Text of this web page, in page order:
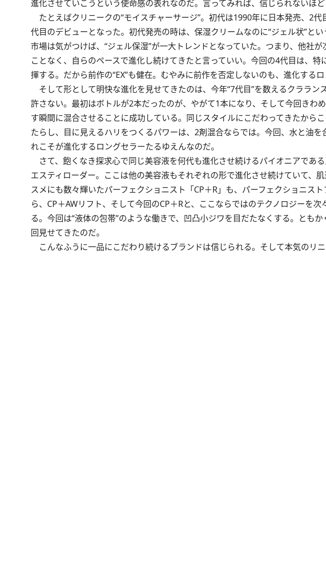
進化させていこうという使命感の表れなのだ。言ってみれば、信じられないほ
たとえばクリニークの“モイスチャーサージ”。初代は1990年に日本発売、2
代目のデビューとなった。初代発売の時は、保湿クリームなのに“ジェル状”と
市場は気がつけば、“ジェル保湿”が一大トレンドとなっていた。つまり、他社
ことなく、自らのペースで進化し続けてきたと言っていい。今回の4代目は、
揮する。だから前作の“EX”も健在。むやみに前作を否定しないのも、進化するロ
そして形として明快な進化を見せてきたのは、今年“7代目”を数えるクララン
許さない。最初はボトルが2本だったのが、やがて1本になり、そして今回きわ
す瞬間に混合させることに成功している。同じスタイルにこだわってきたから
たらし、目に見えるハリをつくるパワーは、2剤混合ならでは。今回、水と油
れこそが進化するロングセラーたるゆえんなのだ。
さて、飽くなき探求心で同じ美容液を何代も進化させ続けるパイオニアであ
エスティローダー。ここは他の美容液もそれぞれの形で進化させ続けていて、
スメにも数々輝いたパーフェクショニスト「CP＋R」も、パーフェクショニス
ら、CP＋AWリフト、そして今回のCP＋Rと、ここならではのテクノロジーを
る。今回は“液体の包帯”のような働きで、凹凸小ジワを目だたなくする。とも
回見せてきたのだ。
こんなふうに一品にこだわり続けるブランドは信じられる。そして本気のリニ